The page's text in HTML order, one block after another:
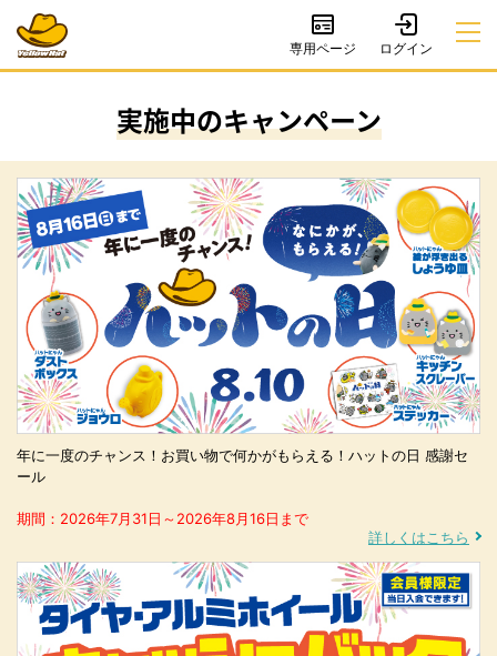
専用ページ
実施中のキャンペーン
年に一度のチャンス！お買い物で何かがもらえる！ハットの日 感謝セ
ール
期間：2026年7月31日～2026年8月16日まで
詳しくはこちら